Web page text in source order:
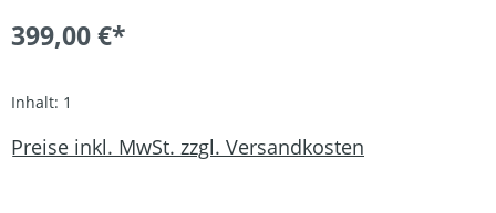
399,00 €*
Inhalt: 1
Preise inkl. MwSt. zzgl. Versandkosten